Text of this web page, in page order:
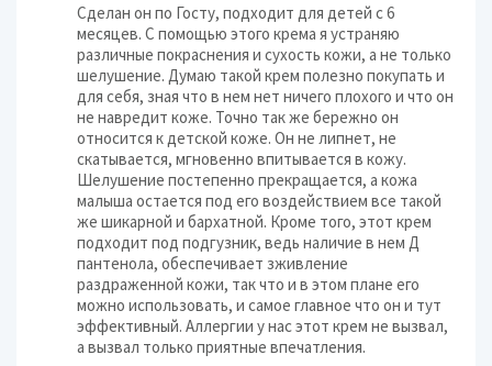
Сделан он по Госту, подходит для детей с 6
месяцев. С помощью этого крема я устраняю
различные покраснения и сухость кожи, а не только
шелушение. Думаю такой крем полезно покупать и
для себя, зная что в нем нет ничего плохого и что он
не навредит коже. Точно так же бережно он
относится к детской коже. Он не липнет, не
скатывается, мгновенно впитывается в кожу.
Шелушение постепенно прекращается, а кожа
малыша остается под его воздействием все такой
же шикарной и бархатной. Кроме того, этот крем
подходит под подгузник, ведь наличие в нем Д
пантенола, обеспечивает зживление
раздраженной кожи, так что и в этом плане его
можно использовать, и самое главное что он и тут
эффективный. Аллергии у нас этот крем не вызвал,
а вызвал только приятные впечатления.